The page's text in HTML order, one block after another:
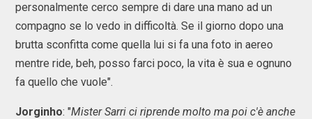
personalmente cerco sempre di dare una mano ad un
compagno se lo vedo in difficoltà. Se il giorno dopo una
brutta sconfitta come quella lui si fa una foto in aereo
mentre ride, beh, posso farci poco, la vita è sua e ognuno
fa quello che vuole".
Jorginho: "Mister Sarri ci riprende molto ma poi c'è anche